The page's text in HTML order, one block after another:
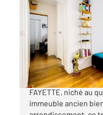
41,47 m
, 3 pièces
Ref : 9319
Appartement F3
438
COUP DE COEUR EN
FAYETTE, niché au
immeuble ancien